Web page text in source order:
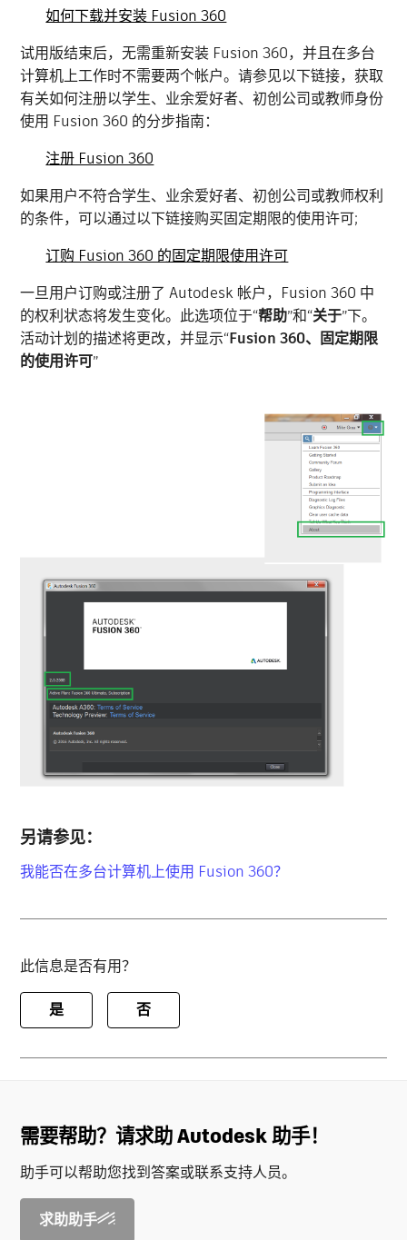
如何下载并安装 Fusion 360
试用版结束后，无需重新安装 Fusion 360，并且在多台
计算机上工作时不需要两个帐户。请参见以下链接，获取
有关如何注册以学生、业余爱好者、初创公司或教师身份
使用 Fusion 360 的分步指南：
注册 Fusion 360
如果用户不符合学生、业余爱好者、初创公司或教师权利
的条件，可以通过以下链接购买固定期限的使用许可;
订购 Fusion 360 的固定期限使用许可
一旦用户订购或注册了 Autodesk 帐户，Fusion 360 中
的权利状态将发生变化。此选项位于“帮助”和“关于”下。
活动计划的描述将更改，并显示“Fusion 360、固定期限
的使用许可”
另请参见：
我能否在多台计算机上使用 Fusion 360？
此信息是否有用？
是 否
需要帮助？请求助 Autodesk 助手！
助手可以帮助您找到答案或联系支持人员。
求助助手